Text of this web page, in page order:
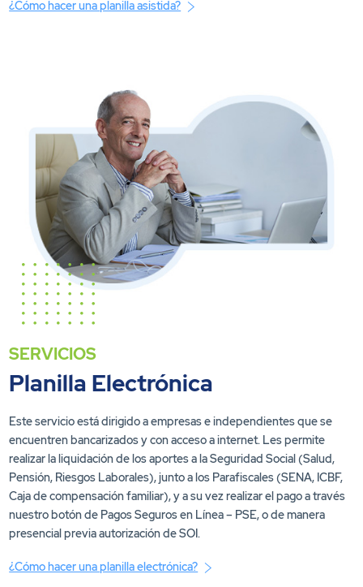
¿Cómo hacer una planilla asistida?
SERVICIOS
Planilla Electrónica
Este servicio está dirigido a empresas e independientes que se
encuentren bancarizados y con acceso a internet. Les permite
realizar la liquidación de los aportes a la Seguridad Social (Salud,
Pensión, Riesgos Laborales), junto a los Parafiscales (SENA, ICBF,
Caja de compensación familiar), y a su vez realizar el pago a través
nuestro botón de Pagos Seguros en Línea – PSE, o de manera
presencial previa autorización de SOI.
¿Cómo hacer una planilla electrónica?